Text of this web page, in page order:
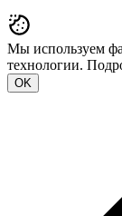
Мы используем
технологии.
OK